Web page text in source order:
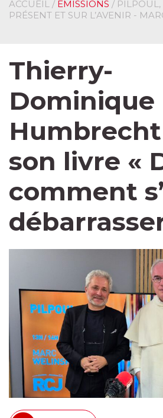
ACCUEIL / EMISSIONS / PILPOUL,
PRÉSENT ET SUR L’AVENIR -
Thierry-
Dominique
son livre «
comment